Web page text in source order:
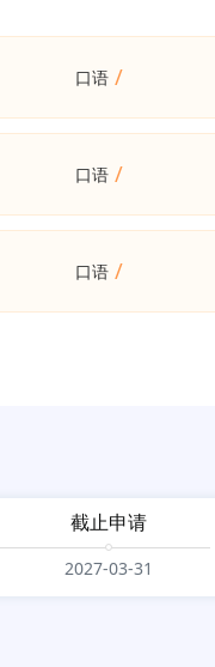
口语 /
口语 /
口语 /
截止申请
2027-03-31